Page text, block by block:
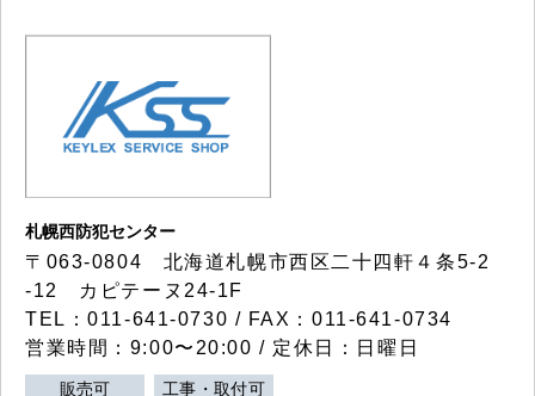
札幌西防犯センター
〒063-0804 北海道札幌市西区二十四軒４条5-2
-12 カピテーヌ24-1F
TEL：011-641-0730 / FAX：011-641-0734
営業時間：9:00〜20:00 / 定休日：日曜日
販売可 工事・取付可